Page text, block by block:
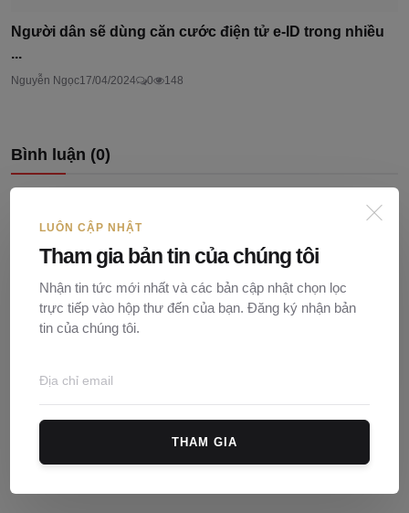
Người dân sẽ dùng căn cước điện tử e-ID trong nhiều
...
Nguyễn Ngọc17/04/2024 0 148
Bình luận (0)
LUÔN CẬP NHẬT
Tham gia bản tin của chúng tôi
Nhận tin tức mới nhất và các bản cập nhật chọn lọc
trực tiếp vào hộp thư đến của bạn. Đăng ký nhận bản
tin của chúng tôi.
THAM GIA